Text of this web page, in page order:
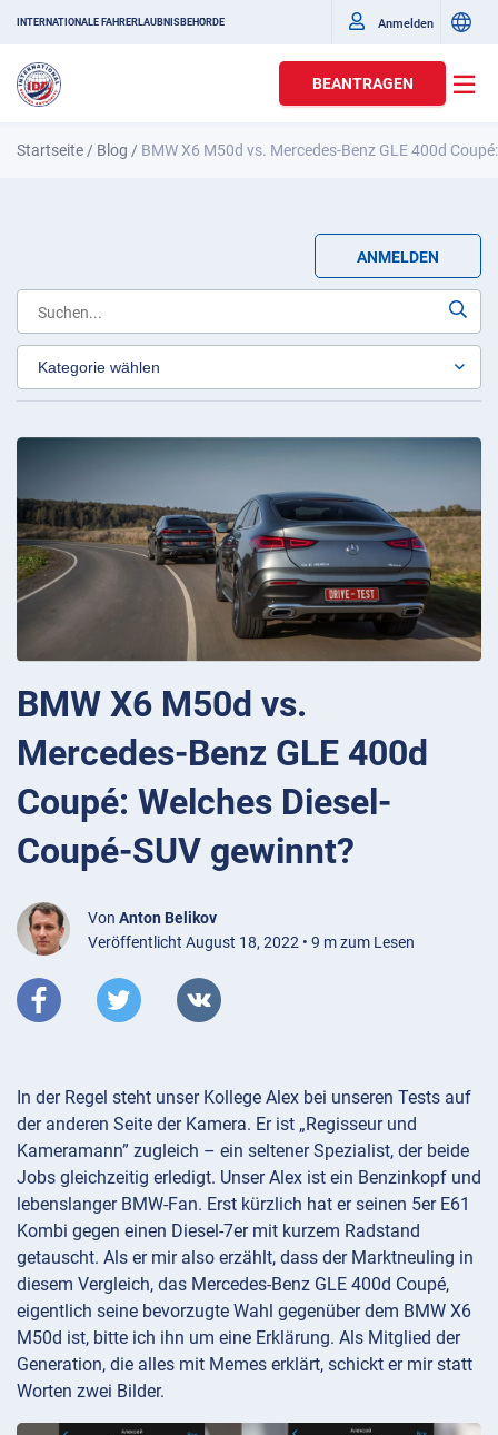
INTERNATIONALE FAHRERLAUBNISBEHÖRDE Anmelden
BEANTRAGEN
Startseite / Blog / BMW X6 M50d vs. Mercedes-Benz GLE 400d
ANMELDEN
BMW X6 M50d vs.
Mercedes-Benz GLE 400d
Coupé: Welches Diesel-
Coupé-SUV gewinnt?
Von Anton Belikov
Veröffentlicht August 18, 2022 • 9 m zum Lesen
In der Regel steht unser Kollege Alex bei unseren Tests auf
der anderen Seite der Kamera. Er ist „Regisseur und
Kameramann” zugleich – ein seltener Spezialist, der beide
Jobs gleichzeitig erledigt. Unser Alex ist ein Benzinkopf und
lebenslanger BMW-Fan. Erst kürzlich hat er seinen 5er E61
Kombi gegen einen Diesel-7er mit kurzem Radstand
getauscht. Als er mir also erzählt, dass der Marktneuling in
diesem Vergleich, das Mercedes-Benz GLE 400d Coupé,
eigentlich seine bevorzugte Wahl gegenüber dem BMW X6
M50d ist, bitte ich ihn um eine Erklärung. Als Mitglied der
Generation, die alles mit Memes erklärt, schickt er mir statt
Worten zwei Bilder.